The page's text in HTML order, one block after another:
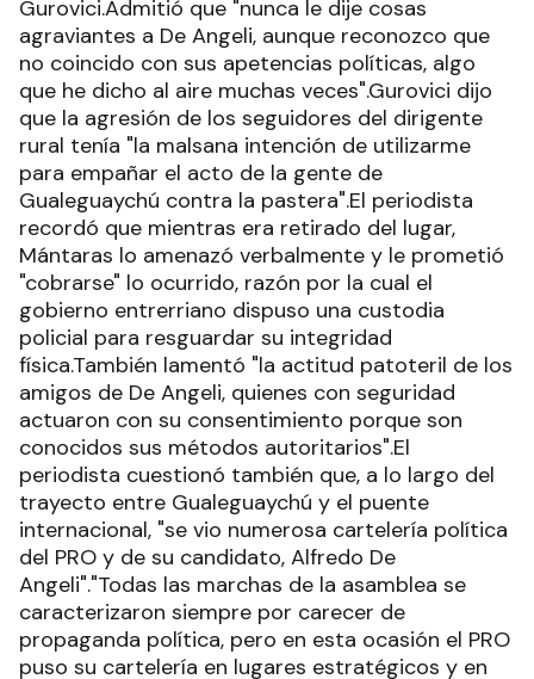
Gurovici.Admitió que "nunca le dije cosas
agraviantes a De Angeli, aunque reconozco que
no coincido con sus apetencias políticas, algo
que he dicho al aire muchas veces".Gurovici dijo
que la agresión de los seguidores del dirigente
rural tenía "la malsana intención de utilizarme
para empañar el acto de la gente de
Gualeguaychú contra la pastera".El periodista
recordó que mientras era retirado del lugar,
Mántaras lo amenazó verbalmente y le prometió
"cobrarse" lo ocurrido, razón por la cual el
gobierno entrerriano dispuso una custodia
policial para resguardar su integridad
física.También lamentó "la actitud patoteril de los
amigos de De Angeli, quienes con seguridad
actuaron con su consentimiento porque son
conocidos sus métodos autoritarios".El
periodista cuestionó también que, a lo largo del
trayecto entre Gualeguaychú y el puente
internacional, "se vio numerosa cartelería política
del PRO y de su candidato, Alfredo De
Angeli"."Todas las marchas de la asamblea se
caracterizaron siempre por carecer de
propaganda política, pero en esta ocasión el PRO
puso su cartelería en lugares estratégicos y en